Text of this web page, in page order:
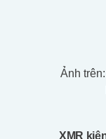
Ảnh
XMR